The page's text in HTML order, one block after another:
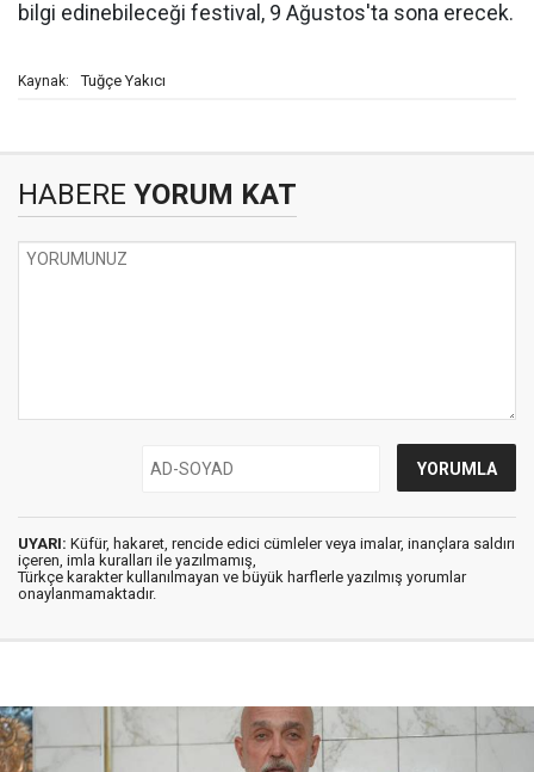
bilgi edinebileceği festival, 9 Ağustos'ta sona erecek.
Kaynak: Tuğçe Yakıcı
HABERE YORUM KAT
UYARI: Küfür, hakaret, rencide edici cümleler veya imalar, inançlara saldırı
içeren, imla kuralları ile yazılmamış,
Türkçe karakter kullanılmayan ve büyük harflerle yazılmış yorumlar
onaylanmamaktadır.